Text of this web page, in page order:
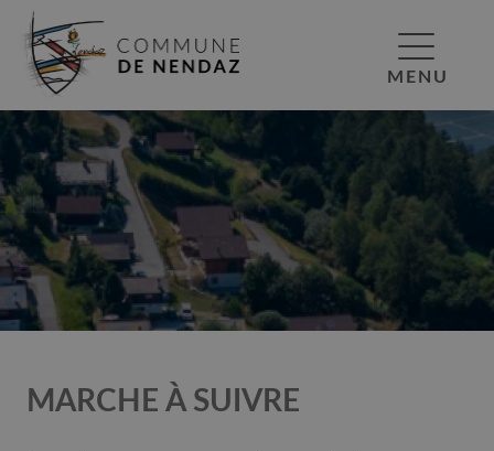
MENU
MARCHE À SUIVRE